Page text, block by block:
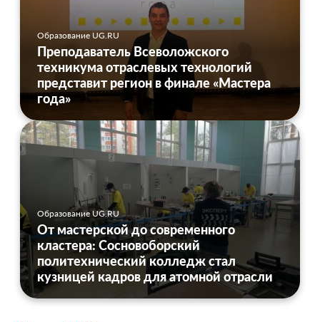
Образование UG.RU
Преподаватель Всеволожского
техникума отраслевых технологий
представит регион в финале «Мастера
года»
Образование UG.RU
От мастерской до современного
кластера: Сосновоборский
политехнический колледж стал
кузницей кадров для атомной отрасли